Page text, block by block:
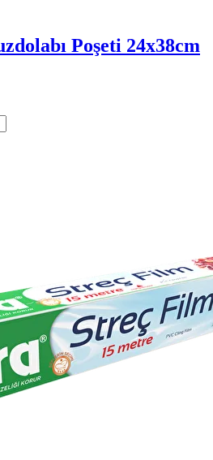
Poşeti 24x38cm